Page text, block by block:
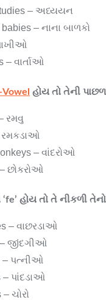
– અધ્યયન
– નાના બાળકો
– વાર્તાઓ
હોય તો તેની
રમવુ
રમકડાઓ
– વાંદરોઓ
– છોકરોઓ
હોય તો તે નીકળી
– વાછરડાઓ
– જીંદગીઓ
– પત્નીઓ
– પાંદડાઓ
ચોરો